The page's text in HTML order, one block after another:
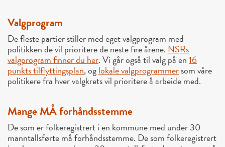
Valgprogram
De fleste partier stiller med eget valgprogram med
politikken de vil prioritere de neste fire årene. NSRs
valgprogram finner du her. Vi går også til valg på en16
punkts tilflyttingsplan, oglokale valgprogrammersom våre
politikere fra hver valgkrets vil prioritere å arbeide med.
Mange MÅ forhåndsstemme
De som er folkeregistrert i en kommune med under 30
manntallsførte må forhåndsstemme. De som folkeregistrert